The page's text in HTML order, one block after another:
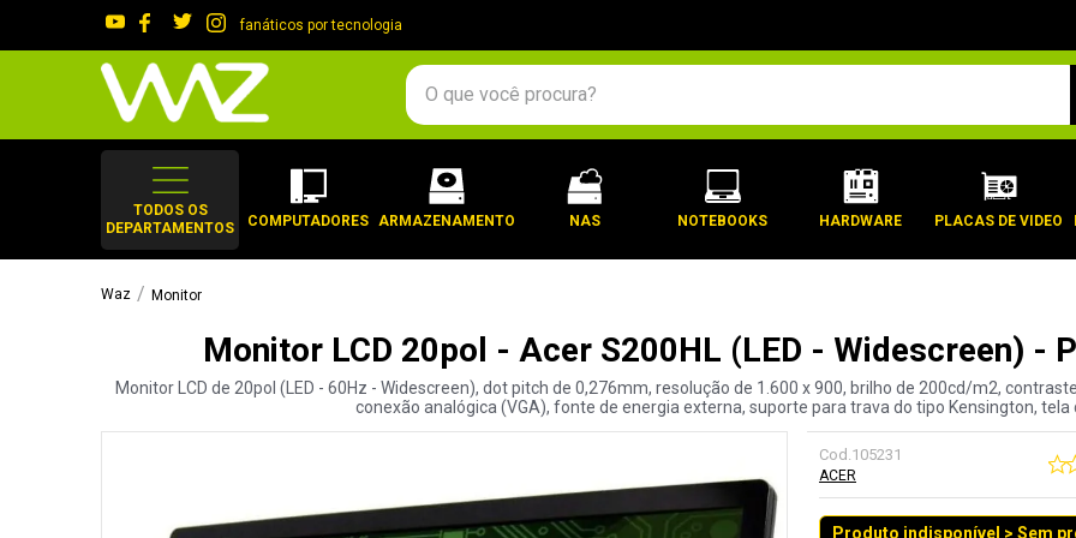
fanáticos por tecnologia
O que você procura?
TODOS OS
DEPARTAMENTOS
COMPUTADORES ARMAZENAMENTO NAS NOTEBOOKS HARDWARE PLACAS DE VIDEO
Monitor
Monitor LCD 20pol - Acer S200HL (LED - Widescreen) -
Monitor LCD de 20pol (LED - 60Hz - Widescreen), dot pitch de 0,276mm, resolução de 1.600 x 900, brilho de 200cd/m2,
conexão analógica (VGA), fonte de energia externa, suporte para trava do tipo Kensington,
Cod.105231
ACER
Produto indisponível > Sem
gabinete
2º
keychron
5º
openbox
6º
mouse
9º
noctua